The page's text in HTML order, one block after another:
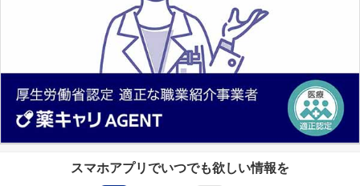
スマホアプリでいつでも欲しい情報を